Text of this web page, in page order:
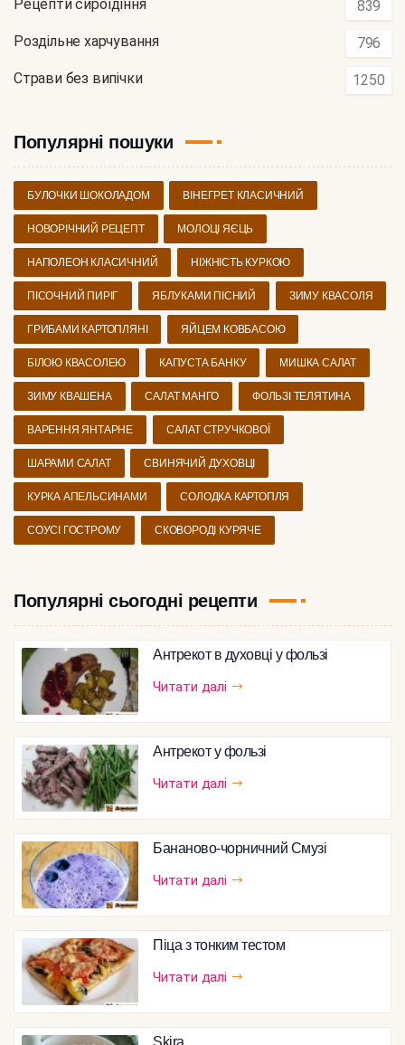
Рецепти сироїдіння 839
Роздільне харчування 796
Страви без випічки 1250
Популярні пошуки
БУЛОЧКИ ШОКОЛАДОМ ВІНЕГРЕТ КЛАСИЧНИЙ
НОВОРІЧНИЙ РЕЦЕПТ МОЛОЦІ ЯЄЦЬ
НАПОЛЕОН КЛАСИЧНИЙ НІЖНІСТЬ КУРКОЮ
ПІСОЧНИЙ ПИРІГ ЯБЛУКАМИ ПІСНИЙ ЗИМУ КВАСОЛЯ
ГРИБАМИ КАРТОПЛЯНІ ЯЙЦЕМ КОВБАСОЮ
БІЛОЮ КВАСОЛЕЮ КАПУСТА БАНКУ МИШКА САЛАТ
ЗИМУ КВАШЕНА САЛАТ МАНГО ФОЛЬЗІ ТЕЛЯТИНА
ВАРЕННЯ ЯНТАРНЕ САЛАТ СТРУЧКОВОЇ
ШАРАМИ САЛАТ СВИНЯЧИЙ ДУХОВЦІ
КУРКА АПЕЛЬСИНАМИ СОЛОДКА КАРТОПЛЯ
СОУСІ ГОСТРОМУ СКОВОРОДІ КУРЯЧЕ
Популярні сьогодні рецепти
Антрекот в духовці у фользі
Читати далі
Антрекот у фользі
Читати далі
Бананово-чорничний Смузі
Читати далі
Піца з тонким тестом
Читати далі
Skira